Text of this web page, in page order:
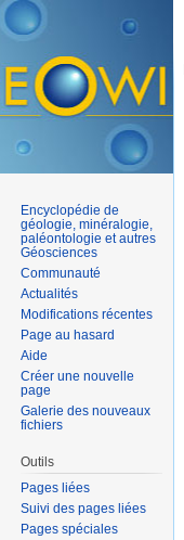
Encyclopédie de
géologie, minéralogie,
paléontologie et autres
Géosciences
Communauté
Actualités
Modifications récentes
Page au hasard
Aide
Créer une nouvelle
page
Galerie des nouveaux
fichiers
Outils
Pages liées
Suivi des pages liées
Pages spéciales